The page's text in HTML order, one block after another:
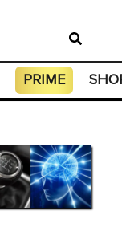
PRIME